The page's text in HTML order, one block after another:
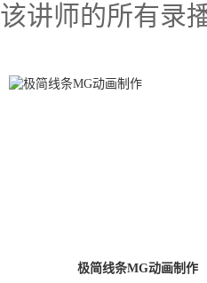
该讲师的所有录
极简线条MG动画制作